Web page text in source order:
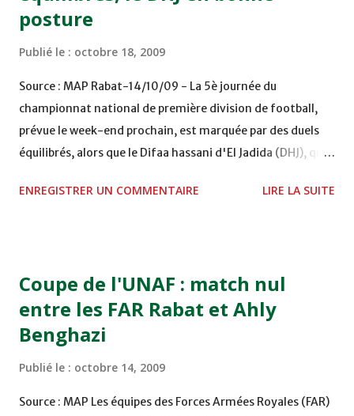
match comptant pour la cinquième journée du
Les buts des locaux ont été inscrits par Lansien Kone (48è),
Louis Escer Jeffersson (59è) et Abdelmoula El Hardoumi
(64è), alors que les visiteurs ont ouvert le score par le biais
de Driss Laanaya (15è). Le Kawkab pointe provisoirement à
la premi...
posture
Publié le : octobre 18, 2009
Source : MAP Rabat-14/10/09 - La 5è journée du
championnat national de première division de football,
prévue le week-end prochain, est marquée par des duels
équilibrés, alors que le Difaa hassani d'El Jadida (DHJ), qui
de garder sa place de leader. Les Jdidis, soucieux de
gadirie animée par la volonté de maintenir le cap après un
bon début de championnat. Le DHJ sera sous pression
puisque le représentant de la ville ocre aura un adversaire
(12è), en mal de résultats depuis le début du championnat.
En revanche, l'autre poursuivant, l'ASS n'aura pas la tâche
ENREGISTRER UN COMMENTAIRE LIRE LA SUITE
Coupe de l'UNAF : match nul
entre les FAR Rabat et Ahly
Benghazi
Publié le : octobre 14, 2009
Source : MAP Les équipes des Forces Armées Royales (FAR)